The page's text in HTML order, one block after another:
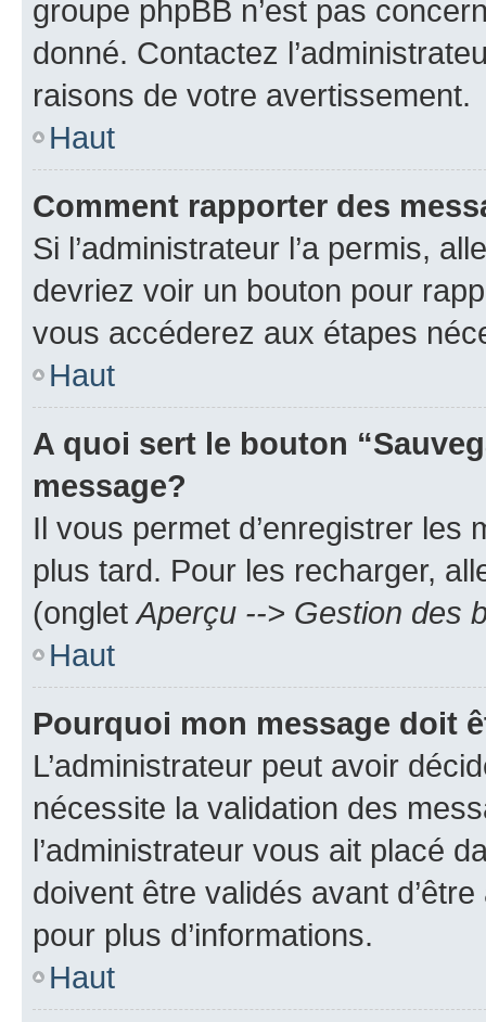
groupe phpBB n’est pas
donné. Contactez
raisons de votre avertissement.
Haut
Comment rapporter des
Si l’administrateur l’a permis,
devriez voir un bouton pour
vous accéderez aux étapes
Haut
A quoi sert le bouton
message?
Il vous permet d’enregistrer
plus tard. Pour les recharger,
(onglet Aperçu --> Gestion des
Haut
Pourquoi mon message doit
L’administrateur peut avoir
nécessite la validation des
l’administrateur vous ait placé
doivent être validés avant
pour plus d’informations.
Haut